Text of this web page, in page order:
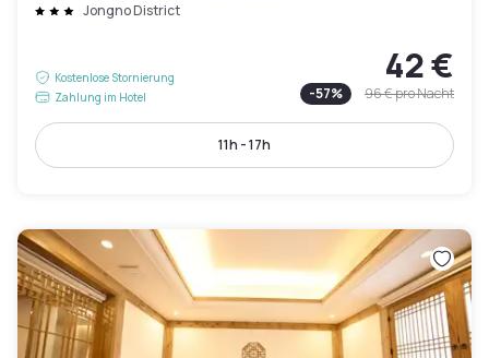
Jongno District
Kostenlose Stornierung
Zahlung im Hotel
42 €
-57% 96 €pro Nacht
11h - 17h